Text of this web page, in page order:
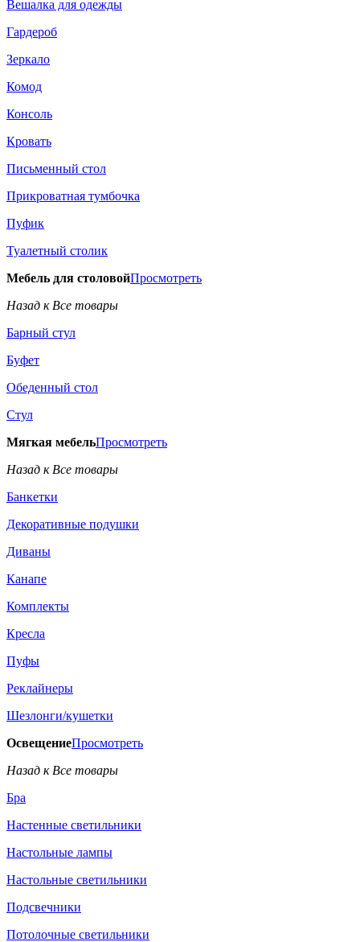
Вешалка для одежды
Гардероб
Зеркало
Комод
Консоль
Кровать
Письменный стол
Прикроватная тумбочка
Пуфик
Туалетный столик
Мебель для столовойПросмотреть
Назад к Все товары
Барный стул
Буфет
Обеденный стол
Стул
Мягкая мебельПросмотреть
Назад к Все товары
Банкетки
Декоративные подушки
Диваны
Канапе
Комплекты
Кресла
Пуфы
Реклайнеры
Шезлонги/кушетки
ОсвещениеПросмотреть
Назад к Все товары
Бра
Настенные светильники
Настольные лампы
Настольные светильники
Подсвечники
Потолочные светильники